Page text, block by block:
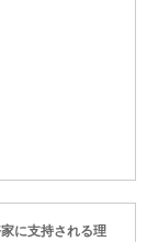
に支持される理